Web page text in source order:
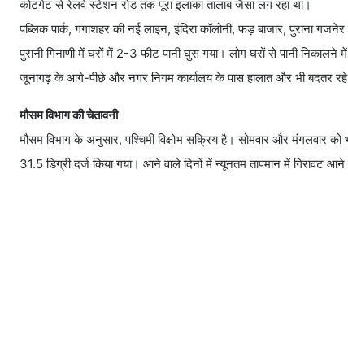
कोटगेट से रेलवे स्टेशन रोड तक पूरा इलाका तालाब जैसा लग रहा था।
पब्लिक पार्क, गंगाशहर की नई लाइन, इंदिरा कॉलोनी, फड़ बाजार, पुराना
पुरानी गिनाणी में घरों में 2-3 फीट पानी घुस गया। लोग घरों से पानी निकालने
जूनागढ़ के आगे-पीछे और नगर निगम कार्यालय के पास हालात और भी बदतर
मौसम विभाग की चेतावनी
मौसम विभाग के अनुसार, पश्चिमी विक्षोभ सक्रिय है। सोमवार और मंगलवार
31.5 डिग्री दर्ज किया गया। आने वाले दिनों में न्यूनतम तापमान में गिरावट